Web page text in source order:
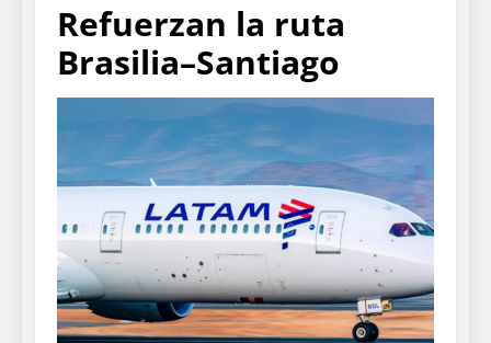
Refuerzan la ruta
Brasilia–Santiago